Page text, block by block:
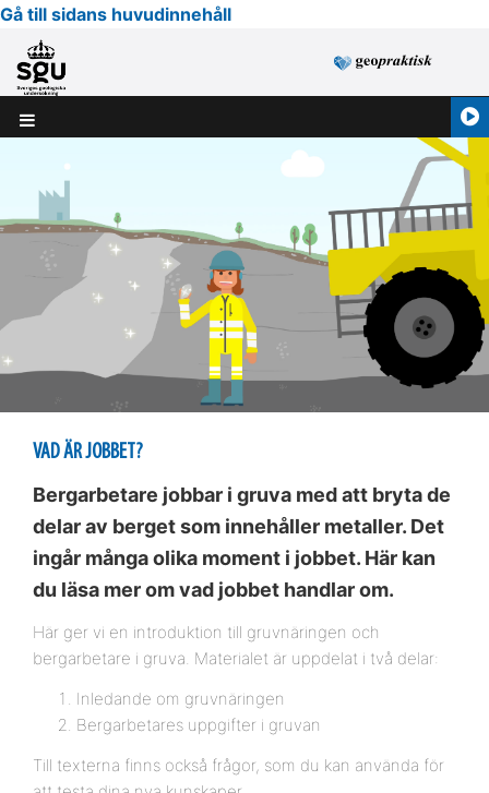
Gå till sidans huvudinnehåll
VAD ÄR JOBBET?
Bergarbetare jobbar i gruva med att bryta de
delar av berget som innehåller metaller. Det
ingår många olika moment i jobbet. Här kan
du läsa mer om vad jobbet handlar om.
Här ger vi en introduktion till gruvnäringen och
bergarbetare i gruva. Materialet är uppdelat i två delar:
Inledande om gruvnäringen
Bergarbetares uppgifter i gruvan
Till texterna finns också frågor, som du kan använda för